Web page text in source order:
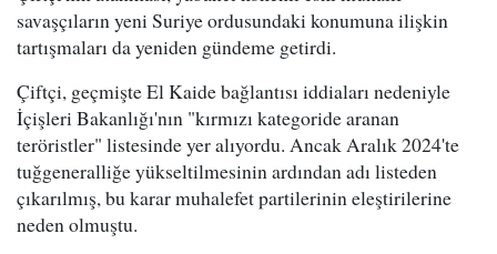
savaşçıların yeni Suriye ordusundaki konumuna ilişkin
tartışmaları da yeniden gündeme getirdi.
Çiftçi, geçmişte El Kaide bağlantısı iddiaları nedeniyle
İçişleri Bakanlığı'nın "kırmızı kategoride aranan
teröristler" listesinde yer alıyordu. Ancak Aralık 2024'te
tuğgeneralliğe yükseltilmesinin ardından adı listeden
çıkarılmış, bu karar muhalefet partilerinin eleştirilerine
neden olmuştu.